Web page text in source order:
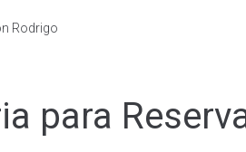
Rodrigo
para